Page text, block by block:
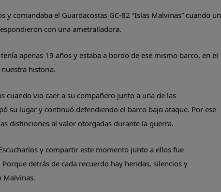
y comandaba el Guardacostas GC-82 “Islas Malvinas” cuando un
con una ametralladora.
apenas 19 años y estaba a bordo de ese mismo barco, en el
historia.
cuando vio caer a su compañero junto a una de las
su lugar y continuó defendiendo el barco bajo ataque. Por ese
distinciones al valor otorgadas durante la guerra.
y compartir este momento junto a ellos fue
detrás de cada recuerdo hay heridas, silencios y
Malvinas.